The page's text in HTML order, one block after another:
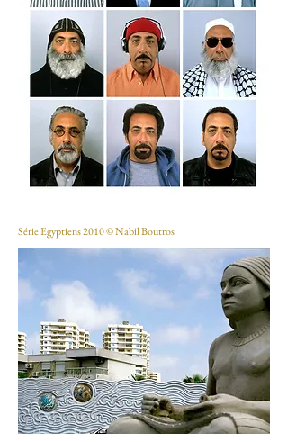
Série Egyptiens 2010 © Nabil Boutros